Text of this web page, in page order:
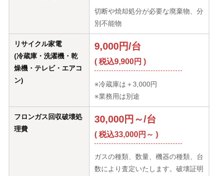
切断や焼却処分が必要な廃棄物、分
別不能物
リサイクル家電
(冷蔵庫・洗濯機・乾
燥機・テレビ・エアコ
ン)
9,000円/台
( 税込9,900円 )
※冷蔵庫は＋3,000円
※業務用は別途
フロンガス回収破壊処
理費
30,000円～/台
( 税込33,000円～ )
ガスの種類、数量、機器の種類、台
数により査定いたします。破壊証明